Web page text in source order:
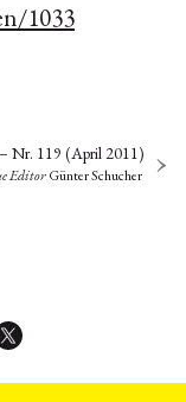
1033
Nr. 119 (April 2011)
EditorGünter Schucher